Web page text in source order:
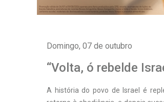
Domingo, 07 de outubro
“Volta, ó rebelde
A história do povo de Israel é